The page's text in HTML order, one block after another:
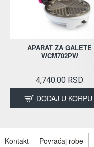
APARAT ZA GALETE
WCM702PW
4,740.00 RSD
DODAJ U KORPU
Kontakt Povraćaj robe